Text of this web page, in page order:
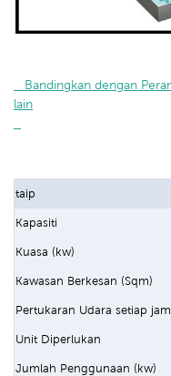
lain
taip
Kapasiti
Kuasa (kw)
Kawasan Berkesan (Sqm)
Pertukaran Udara setiap jam
Unit Diperlukan
Jumlah Penggunaan (kw)